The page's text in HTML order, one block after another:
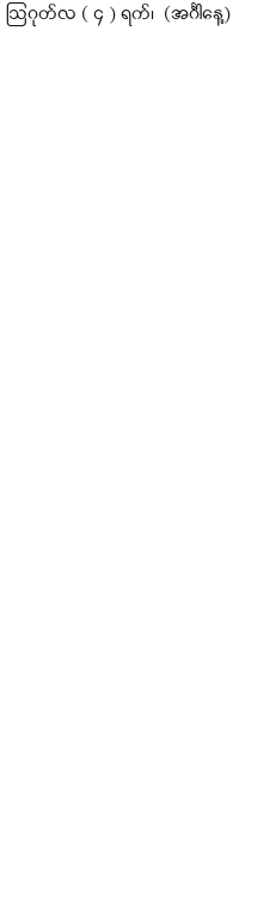
ဩဂုတ်လ ( ၄ ) ရက်၊ (အင်္ဂါနေ့)